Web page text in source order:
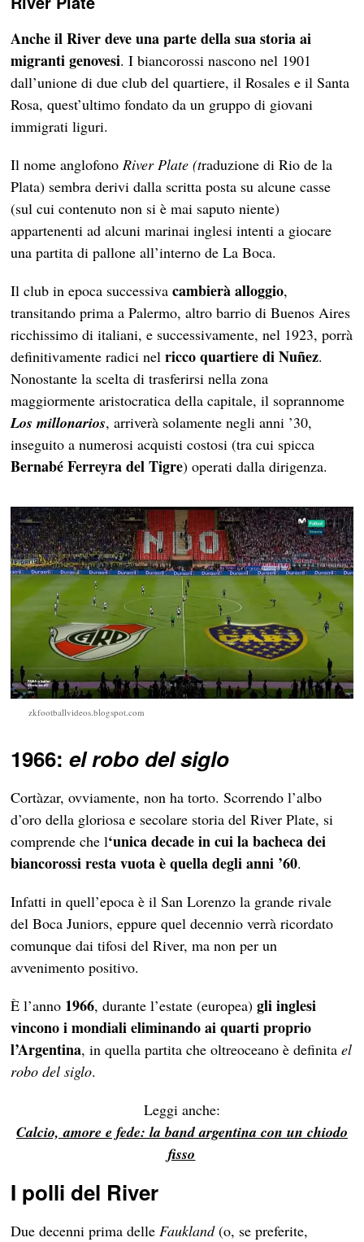
Anche il River deve una parte della sua storia ai
migranti genovesi. I biancorossi nascono nel 1901
dall’unione di due club del quartiere, il Rosales e il Santa
Rosa, quest’ultimo fondato da un gruppo di giovani
immigrati liguri.
Il nome anglofono River Plate (traduzione di Rio de la
Plata) sembra derivi dalla scritta posta su alcune casse
(sul cui contenuto non si è mai saputo niente)
appartenenti ad alcuni marinai inglesi intenti a giocare
una partita di pallone all’interno de La Boca.
Il club in epoca successivacambierà alloggio,
transitando prima a Palermo, altro barrio di Buenos Aires
ricchissimo di italiani, e successivamente, nel 1923, porrà
definitivamente radici nelricco quartiere di Nuñez.
Nonostante la scelta di trasferirsi nella zona
maggiormente aristocratica della capitale, il soprannome
Los millonarios, arriverà solamente negli anni ’30,
inseguito a numerosi acquisti costosi (tra cui spicca
Bernabé Ferreyra del Tigre) operati dalla dirigenza.
zkfootballvideos.blogspot.com
1966:el robo del siglo
Cortàzar, ovviamente, non ha torto. Scorrendo l’albo
d’oro della gloriosa e secolare storia del River Plate, si
comprende che l‘unica decade in cui la bacheca dei
biancorossi resta vuota è quella degli anni ’60.
Infatti in quell’epoca è il San Lorenzo la grande rivale
del Boca Juniors, eppure quel decennio verrà ricordato
comunque dai tifosi del River, ma non per un
avvenimento positivo.
È l’anno 1966, durante l’estate (europea)gli inglesi
vincono i mondiali eliminando ai quarti proprio
l’Argentina, in quella partita che oltreoceano è definitael
robo del siglo.
Leggi anche:
Calcio, amore e fede: la band argentina con un chiodo
fisso
I polli del River
Due decenni prima delleFaukland(o, se preferite,